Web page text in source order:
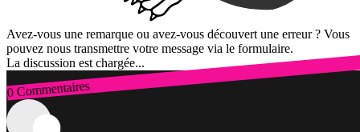
Avez-vous une remarque ou avez-vous découvert une erreur ? Vous
pouvez nous transmettre votre message via le formulaire.
La discussion est chargée...
0 Commentaires
Connexion